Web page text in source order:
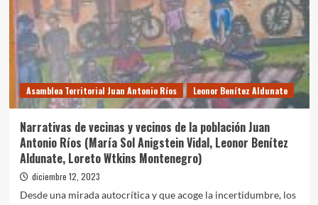
Asamblea Territorial Juan Antonio Ríos Leonor Benítez Aldunate
Narrativas de vecinas y vecinos de la población Juan
Antonio Ríos (María Sol Anigstein Vidal, Leonor Benítez
Aldunate, Loreto Wtkins Montenegro)
diciembre 12, 2023
Desde una mirada autocrítica y que acoge la incertidumbre, los